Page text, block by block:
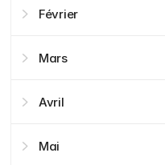
Février
Mars
Avril
Mai